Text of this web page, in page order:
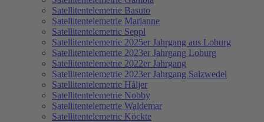
Satellitentelemetrie Basuto
Satellitentelemetrie Marianne
Satellitentelemetrie Seppl
Satellitentelemetrie 2025er Jahrgang aus Loburg
Satellitentelemetrie 2023er Jahrgang Loburg
Satellitentelemetrie 2022er Jahrgang
Satellitentelemetrie 2023er Jahrgang Salzwedel
Satellitentelemetrie Håljer
Satellitentelemetrie Nobby
Satellitentelemetrie Waldemar
Satellitentelemetrie Köckte